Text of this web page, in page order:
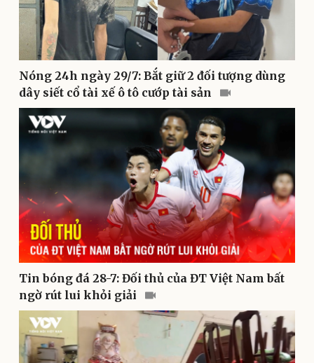
Doanh nghiệp
Thông tin doanh nghiệp
Doanh nghiệp 24h
Doanh nhân
Vì cộng đồng
Công nghệ
Sành điệu
Tin Công nghệ
Chuyển đổi số
Sức khỏe
Dinh dưỡng - món ngon
Đời sống
Nhà đẹp
Nóng 24h ngày 29/7: Bắt giữ 2 đối tượng dùng
dây siết cổ tài xế ô tô cướp tài sản
Tin bóng đá 28-7: Đối thủ của ĐT Việt Nam bất
ngờ rút lui khỏi giải